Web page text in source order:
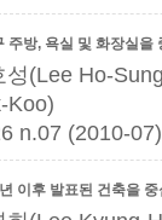
주방, 욕실 및 화장실을
성(Lee Ho-
Koo)
n.07 (2010-07)
이후 발표된 건축을 중